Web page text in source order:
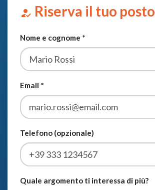
how_to_reg Riserva il tuo posto
Nome e cognome *
Email *
Telefono (opzionale)
Quale argomento ti interessa di più?